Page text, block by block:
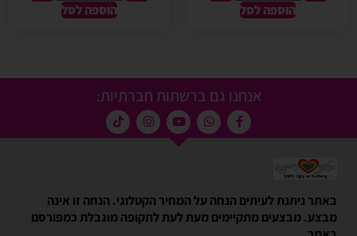
הוספה לסל הוספה לסל
אנחנו גם ברשתות חברתיות:
באתר ניתנת לעיתים הנחה על המחיר הקטלוגי. הנחה זו אינה
מבצע. מבצעים מתקיימים מעת לעת לתקופה מוגבלת כמפורסם